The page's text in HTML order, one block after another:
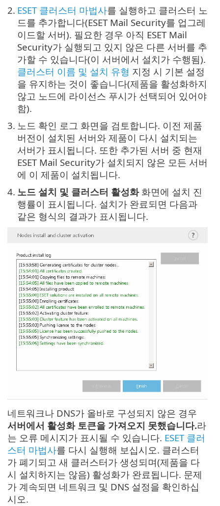
2. ESET 클러스터 마법사를 실행하고 클러스터 노
드를 추가합니다(ESET Mail Security를 업그레
이드할 서버). 필요한 경우 아직 ESET Mail
Security가 실행되고 있지 않은 다른 서버를 추
가할 수 있습니다(이 서버에서 설치가 수행됨).
클러스터 이름 및 설치 유형 지정 시 기본 설정
을 유지하는 것이 좋습니다(제품을 활성화하지
않고 노드에 라이선스 푸시가 선택되어 있어야
함).
3. 노드 확인 로그 화면을 검토합니다. 이전 제품
버전이 설치된 서버와 제품이 다시 설치되는
서버가 표시됩니다. 또한 추가된 서버 중 현재
ESET Mail Security가 설치되지 않은 모든 서버
에 이 제품이 설치됩니다.
4. 노드 설치 및 클러스터 활성화화면에 설치 진
행률이 표시됩니다. 설치가 완료되면 다음과
같은 형식의 결과가 표시됩니다.
네트워크나 DNS가 올바로 구성되지 않은 경우
서버에서 활성화 토큰을 가져오지 못했습니다.라
는 오류 메시지가 표시될 수 있습니다. ESET 클러
스터 마법사를 다시 실행해 보십시오. 클러스터
가 폐기되고 새 클러스터가 생성되며(제품을 다
시 설치하지는 않음) 활성화가 완료됩니다. 문제
가 계속되면 네트워크 및 DNS 설정을 확인하십
시오.